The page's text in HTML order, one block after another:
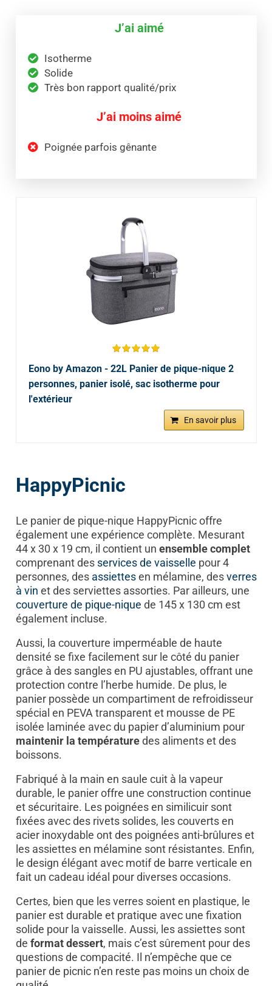
J’ai aimé
Isotherme
Solide
Très bon rapport qualité/prix
J’ai moins aimé
Poignée parfois gênante
Eono by Amazon - 22L Panier de pique-nique 2
personnes, panier isolé, sac isotherme pour
l'extérieur
En savoir plus
HappyPicnic
Le panier de pique-nique HappyPicnic offre
également une expérience complète. Mesurant
44 x 30 x 19 cm, il contient un ensemble complet
comprenant des services de vaisselle pour 4
personnes, des assiettesen mélamine, desverres
à vin et des serviettes assorties. Par ailleurs, une
couverture de pique-nique de 145 x 130 cm est
également incluse.
Aussi, la couverture imperméable de haute
densité se fixe facilement sur le côté du panier
grâce à des sangles en PU ajustables, offrant une
protection contre l’herbe humide. De plus, le
panier possède un compartiment de refroidisseur
spécial en PEVA transparent et mousse de PE
isolée laminée avec du papier d’aluminium pour
maintenir la températuredes aliments et des
boissons.
Fabriqué à la main en saule cuit à la vapeur
durable, le panier offre une construction continue
et sécuritaire. Les poignées en similicuir sont
fixées avec des rivets solides, les couverts en
acier inoxydable ont des poignées anti-brûlures et
les assiettes en mélamine sont résistantes. Enfin,
le design élégant avec motif de barre verticale en
fait un cadeau idéal pour diverses occasions.
Certes, bien que les verres soient en plastique, le
panier est durable et pratique avec une fixation
solide pour la vaisselle. Aussi, les assiettes sont
de format dessert, mais c’est sûrement pour des
questions de compacité. Il n’empêche que ce
panier de picnic n’en reste pas moins un choix de